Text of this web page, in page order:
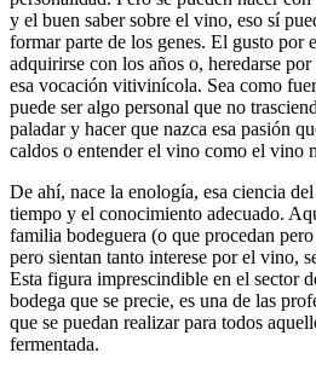
y el buen saber sobre el vino, eso sí
formar parte de los genes. El gusto por
adquirirse con los años o, heredarse
esa vocación vitivinícola. Sea como
puede ser algo personal que no
paladar y hacer que nazca esa pasión
caldos o entender el vino como el vino
De ahí, nace la enología, esa ciencia
tiempo y el conocimiento adecuado.
familia bodeguera (o que procedan
pero sientan tanto interese por el vino,
Esta figura imprescindible en el sector
bodega que se precie, es una de las
que se puedan realizar para todos
fermentada.